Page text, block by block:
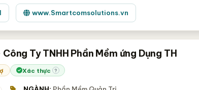
www.Smartcomsolutions.vn
Ty TNHH Phần Mềm ứng Dụng TH
Xác thực ?